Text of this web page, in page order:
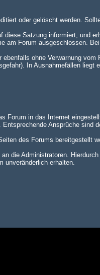
oder gelöscht werden.
Satzung informiert, und
am Forum ausgeschlossen.
ohne Verwarnung vom
In Ausnahmefällen liegt
Forum in das Internet
Ansprüche sind
des Forums bereitgestellt
die Administratoren.
unveränderlich erhalten.